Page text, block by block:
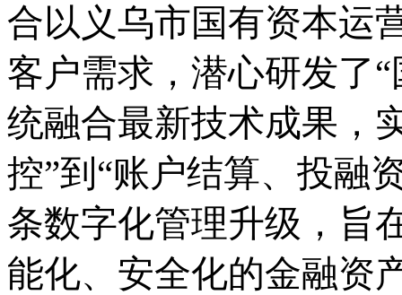
合以义乌市国有资本运
客户需求，潜心研发了
统融合最新技术成果，
控”到“账户结算、投融
条数字化管理升级，旨
能化、安全化的金融资